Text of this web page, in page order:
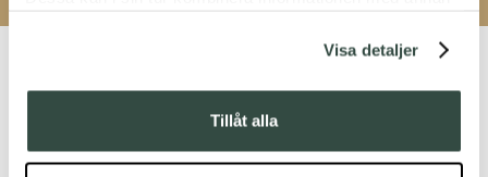
samlat in när du har använt deras tjänster.Visa detaljer
Tillåt alla